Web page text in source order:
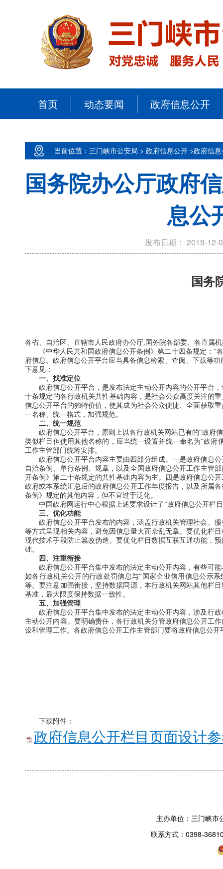
首页 动态要闻 政府信息公开
当前位置：三门峡市公安局 > 政府信息公开 >政府信
国务院办公厅政府
息公
发布日期： 2019-12-
国务
各省、自治区、直辖市人民政府办公厅,国务院各部委、各直属
《中华人民共和国政府信息公开条例》第二十四条规定：
府信息。政府信息公开平台应当具备信息检索、查阅、下载等
下意见：
一、找准定位
政府信息公开平台，是发布法定主动公开内容的公开平台
十条规定的各行政机关共性基础内容，是社会公众高度关注的
信息公开平台的独特价值，使其成为社会公众便捷、全面获取
一名称、统一格式，加强规范。
二、统一规范
政府信息公开平台，原则上以各行政机关网站已有的“政府
类似栏目但使用其他名称的，应当统一设置并统一命名为“政
工作主管部门统筹安排。
政府信息公开平台内容主要由四部分组成。一是政府信息
自治条例、单行条例、规章，以及全国政府信息公开工作主管
开条例》第二十条规定的共性基础内容为主。四是政府信息公
政府或本系统汇总后的政府信息公开工作年度报告，以及所属
条例》规定的其他内容，但不宜过于泛化。
中国政府网运行中心根据上述要求设计了“政府信息公开栏
三、优化功能
政府信息公开平台发布的内容，涵盖行政机关管理社会、
等方式呈现相关内容，避免因信息量大而杂乱无章。要优化栏
现代技术手段防止篡改伪造。要优化栏目数据互联互通功能，
础。
四、注重衔接
政府信息公开平台集中发布的法定主动公开内容，有些可
如各行政机关公开的行政处罚信息与“国家企业信用信息公示
等。要注意加强衔接，坚持数据同源，本行政机关网站其他栏
基准，最大限度保持数据一致性。
五、加强管理
政府信息公开平台集中发布的法定主动公开内容，涉及行
主动公开内容。要明确责任，各行政机关分管政府信息公开工
设和管理工作。各政府信息公开工作主管部门要将政府信息公
下载附件：
政府信息公开栏目页面设计
主办单位：三门峡
联系方式：0398-